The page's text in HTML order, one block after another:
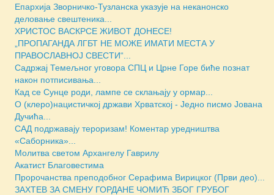
Епархија Зворничко-Тузланска указује на неканонско
деловање свештеника...
ХРИСТОС ВАСКРСЕ ЖИВОТ ДОНЕСЕ!
„ПРОПАГАНДА ЛГБТ НЕ МОЖЕ ИМАТИ МЕСТА У
ПРАВОСЛАВНОЈ СВЕСТИ“...
Садржај Темељног уговора СПЦ и Црне Горе биће познат
након потписивања...
Кад се Сунце роди, лампе се склањају у ормар...
О (клеро)нацистичкој држави Хрватској - Једно писмо Јована
Дучића...
САД подржавају тероризам! Коментар уредништва
«Саборника»...
Молитва светом Архангелу Гаврилу
Акатист Благовестима
Пророчанства преподобног Серафима Вирицког (Први део)...
ЗАХТЕВ ЗА СМЕНУ ГОРДАНЕ ЧОМИЋ ЗБОГ ГРУБОГ